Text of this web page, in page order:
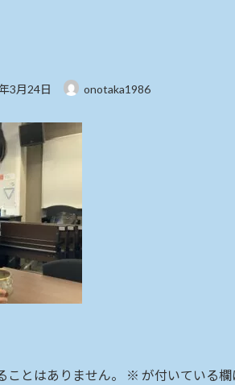
3月24日 onotaka1986
とはありません。 ※ が付いている